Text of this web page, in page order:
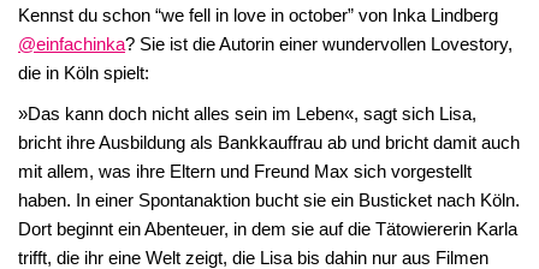
Kennst du schon “we fell in love in october” von Inka Lindberg
@einfachinka? Sie ist die Autorin einer wundervollen Lovestory,
die in Köln spielt:
»Das kann doch nicht alles sein im Leben«, sagt sich Lisa,
bricht ihre Ausbildung als Bankkauffrau ab und bricht damit auch
mit allem, was ihre Eltern und Freund Max sich vorgestellt
haben. In einer Spontanaktion bucht sie ein Busticket nach Köln.
Dort beginnt ein Abenteuer, in dem sie auf die Tätowiererin Karla
trifft, die ihr eine Welt zeigt, die Lisa bis dahin nur aus Filmen